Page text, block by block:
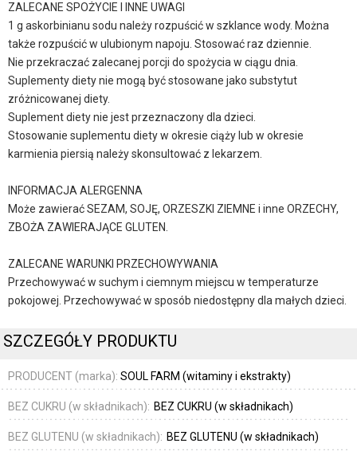
ZALECANE SPOŻYCIE I INNE UWAGI
1 g askorbinianu sodu należy rozpuścić w szklance wody. Można
także rozpuścić w ulubionym napoju. Stosować raz dziennie.
Nie przekraczać zalecanej porcji do spożycia w ciągu dnia.
Suplementy diety nie mogą być stosowane jako substytut
zróżnicowanej diety.
Suplement diety nie jest przeznaczony dla dzieci.
Stosowanie suplementu diety w okresie ciąży lub w okresie
karmienia piersią należy skonsultować z lekarzem.
INFORMACJA ALERGENNA
Może zawierać SEZAM, SOJĘ, ORZESZKI ZIEMNE i inne ORZECHY,
ZBOŻA ZAWIERAJĄCE GLUTEN.
ZALECANE WARUNKI PRZECHOWYWANIA
Przechowywać w suchym i ciemnym miejscu w temperaturze
pokojowej. Przechowywać w sposób niedostępny dla małych dzieci.
SZCZEGÓŁY PRODUKTU
PRODUCENT (marka): SOUL FARM (witaminy i ekstrakty)
BEZ CUKRU (w składnikach): BEZ CUKRU (w składnikach)
BEZ GLUTENU (w składnikach): BEZ GLUTENU (w składnikach)